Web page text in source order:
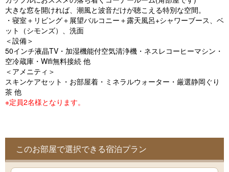
o
u
s
大きな窓を開ければ、潮風と波音だけが聴こえる特別な空間。
・寝室＋リビング＋展望バルコニー＋露天風呂+シャワーブース、ベ
ット（シモンズ）、洗面
＜設備＞
50インチ液晶TV・加湿機能付空気清浄機・ネスレコーヒーマシン・
空冷蔵庫・Wifi無料接続 他
＜アメニティ＞
スキンケアセット・お部屋着・ミネラルウォーター・厳選静岡ぐり
茶 他
※定員2名様となります。
このお部屋で選択できる宿泊プラン